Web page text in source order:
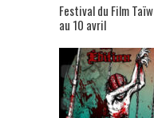
Festival du Film
au 10 avril